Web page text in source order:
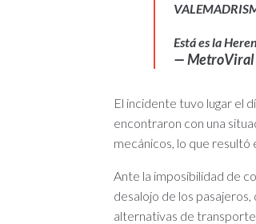
Está es la
— MetroViral
El incidente tuvo lugar el
encontraron con una
mecánicos, lo que
Ante la imposibilidad de
desalojo de los
alternativas de